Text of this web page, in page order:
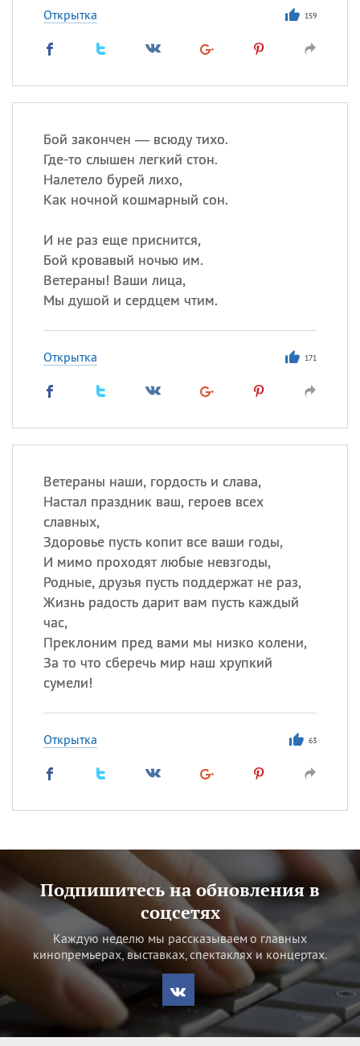
Открытка 159
Бой закончен — всюду тихо.
Где-то слышен легкий стон.
Налетело бурей лихо,
Как ночной кошмарный сон.
И не раз еще приснится,
Бой кровавый ночью им.
Ветераны! Ваши лица,
Мы душой и сердцем чтим.
Открытка 171
Ветераны наши, гордость и слава,
Настал праздник ваш, героев всех
славных,
Здоровье пусть копит все ваши годы,
И мимо проходят любые невзгоды,
Родные, друзья пусть поддержат не раз,
Жизнь радость дарит вам пусть каждый
час,
Преклоним пред вами мы низко колени,
За то что сберечь мир наш хрупкий
сумели!
Открытка 63
Подпишитесь на обновления в
соцсетях
Каждую неделю мы рассказываем о главных
кинопремьерах, выставках, спектаклях и концертах.